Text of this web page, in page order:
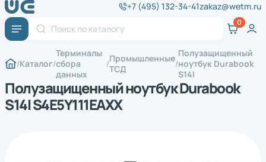
+7 (495) 132-34-41zakaz@wetm.ru
Каталог
Терминалы
сбора
данных
Промышленные
ТСД
Полузащищенный
ноутбук Durabook
S14I
Полузащищенный ноутбук Durabook
S14I S4E5Y111EAXX